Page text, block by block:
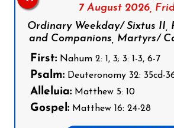
7 August 2026,
Ordinary Weekday/ Sixtus II,
and Companions, Martyrs/
First: Nahum 2: 1, 3; 3: 1-3, 6-7
Psalm: Deuteronomy 32: 35cd-
Alleluia: Matthew 5: 10
Gospel: Matthew 16: 24-28